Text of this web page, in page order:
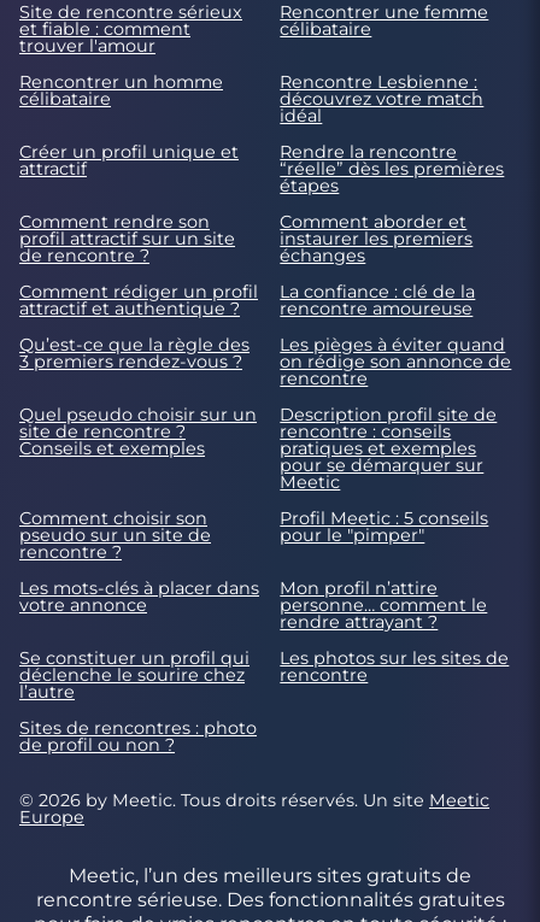
Site de rencontre sérieux
et fiable : comment
trouver l'amour
Rencontrer une femme
célibataire
Rencontrer un homme
célibataire
Rencontre Lesbienne :
découvrez votre match
idéal
Créer un profil unique et
attractif
Rendre la rencontre
“réelle” dès les premières
étapes
Comment rendre son
profil attractif sur un site
de rencontre ?
Comment aborder et
instaurer les premiers
échanges
Comment rédiger un profil
attractif et authentique ?
La confiance : clé de la
rencontre amoureuse
Qu’est-ce que la règle des
3 premiers rendez-vous ?
Les pièges à éviter quand
on rédige son annonce de
rencontre
Quel pseudo choisir sur un
site de rencontre ?
Conseils et exemples
Description profil site de
rencontre : conseils
pratiques et exemples
pour se démarquer sur
Meetic
Comment choisir son
pseudo sur un site de
rencontre ?
Profil Meetic : 5 conseils
pour le "pimper"
Les mots-clés à placer dans
votre annonce
Mon profil n’attire
personne… comment le
rendre attrayant ?
Se constituer un profil qui
déclenche le sourire chez
l’autre
Les photos sur les sites de
rencontre
Sites de rencontres : photo
de profil ou non ?
© 2026 by Meetic. Tous droits réservés. Un site Meetic
Europe
Meetic, l’un des meilleurs sites gratuits de
rencontre sérieuse. Des fonctionnalités gratuites